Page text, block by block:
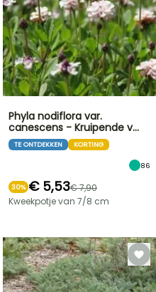
Phyla nodiflora var.
canescens - Kruipende v…
TE ONTDEKKEN KORTING
86
30% € 5,53€ 7,90
Kweekpotje van 7/8 cm